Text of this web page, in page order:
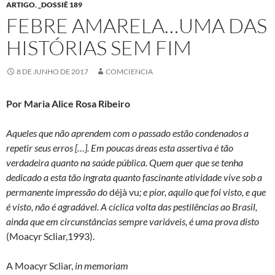
ARTIGO, _DOSSIÊ 189
FEBRE AMARELA…UMA DAS
HISTÓRIAS SEM FIM
8 DE JUNHO DE 2017 COMCIENCIA
Por Maria Alice Rosa Ribeiro
Aqueles que não aprendem com o passado estão condenados a
repetir seus erros […]. Em poucas áreas esta assertiva é tão
verdadeira quanto na saúde pública. Quem quer que se tenha
dedicado a esta tão ingrata quanto fascinante atividade vive sob a
permanente impressão dodéjà vu; e pior, aquilo que foi visto, e que
é visto, não é agradável. A cíclica volta das pestilências ao Brasil,
ainda que em circunstâncias sempre variáveis, é uma prova disto
(Moacyr Scliar,1993).
A Moacyr Scliar, in memoriam